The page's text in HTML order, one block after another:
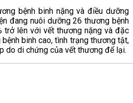
bệnh binh nặng và điều dưỡng
đang nuôi dưỡng 26 thương bệnh
trở lên với vết thương nặng và đặc
binh cao, tình trạng thương tật,
do di chứng của vết thương để lại.